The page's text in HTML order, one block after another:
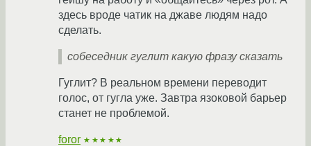
здесь вроде чатик на джаве людям надо
сделать.
собеседник гуглит какую фразу сказать
Гуглит? В реальном времени переводит
голос, от гугла уже. Завтра язоковой барьер
станет не проблемой.
foror ★★★★★